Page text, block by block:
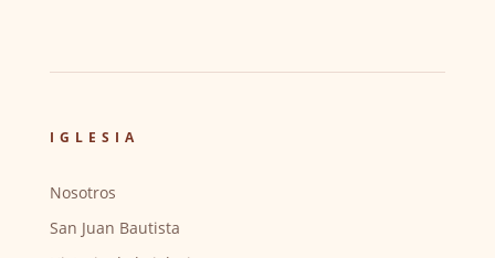
IGLESIA
Nosotros
San Juan Bautista